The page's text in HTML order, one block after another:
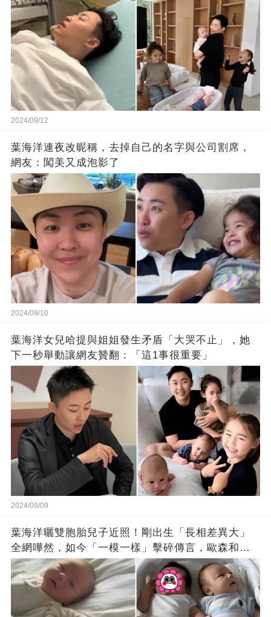
2024/09/12
葉海洋連夜改昵稱，去掉自己的名字與公司割席，
網友：闖美又成泡影了
2024/09/10
葉海洋女兒哈提與姐姐發生矛盾「大哭不止」，她
下一秒舉動讓網友贊翻：「這1事很重要」
2024/09/09
葉海洋曬雙胞胎兒子近照！剛出生「長相差異大」
全網嘩然，如今「一模一樣」擊碎傳言，歐森和二
姐如復制粘貼